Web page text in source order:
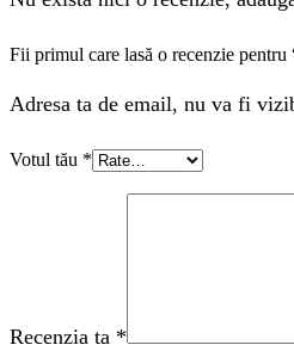
Fii primul care lasă o recenzie pentru
Adresa ta de email, nu va fi
Votul tău *
Recenzia ta *